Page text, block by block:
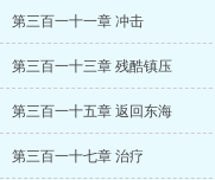
第三百一十一章 冲击
第三百一十三章 残酷镇压
第三百一十五章 返回东海
第三百一十七章 治疗